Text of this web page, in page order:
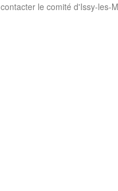
contacter le comité d'Issy-les-